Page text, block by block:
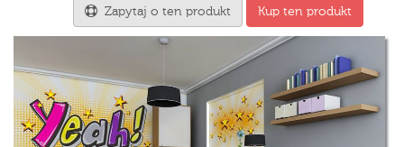
Zapytaj o ten produkt Kup ten produkt